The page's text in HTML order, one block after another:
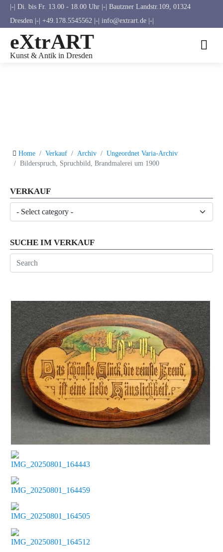
|-| Di. bis Fr. 13.00 - 18.00 Uhr |-| Bautzner Landstr.109, 01324
Dresden |-| +49.178.5545562 |-| info@extrart.de |-|
eXtrART
Kunst & Antik in Dresden
Home Verkauf Archiv
Ungeordnet Varia-Archiv
Bilderspruch, Spruchbild, Brandmalerei um 1900
VERKAUF
SUCHE IM VERKAUF